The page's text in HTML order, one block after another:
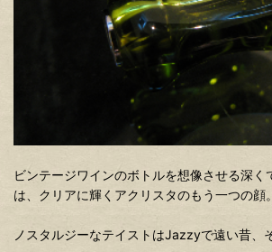
ビンテージワインのボトルを想像させる深く
は、クリアに輝くアクリスタのもう一つの顔。
ノスタルジーなテイストはJazzyで遠い昔、